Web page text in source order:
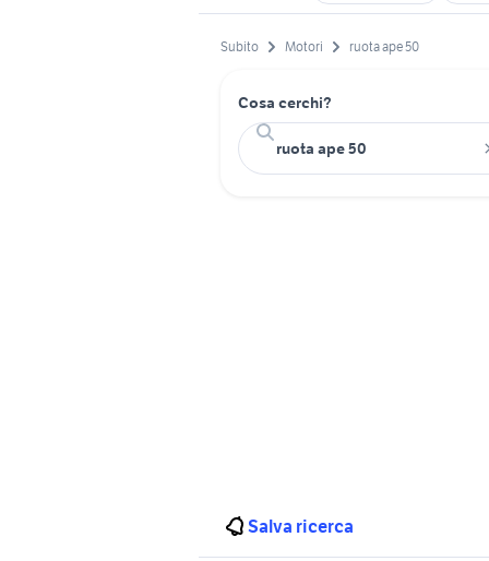
Subito Motori ruota ape 50
Cosa cerchi?
Salva ricerca